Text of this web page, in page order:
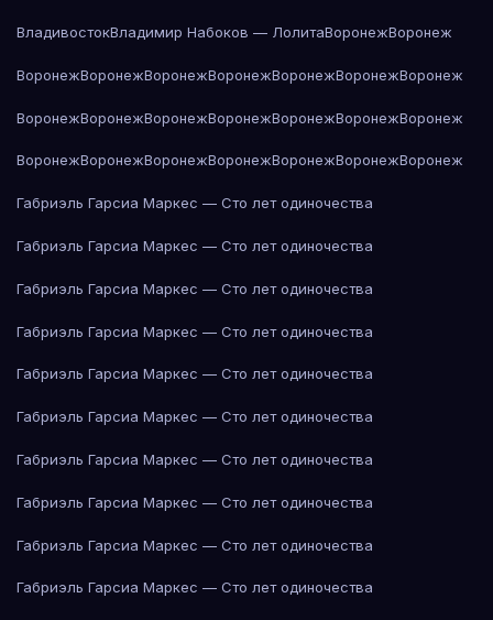
ВладивостокВладимир Набоков — ЛолитаВоронежВоронеж
ВоронежВоронежВоронежВоронежВоронежВоронежВоронеж
ВоронежВоронежВоронежВоронежВоронежВоронежВоронеж
ВоронежВоронежВоронежВоронежВоронежВоронежВоронеж
Габриэль Гарсиа Маркес — Сто лет одиночества
Габриэль Гарсиа Маркес — Сто лет одиночества
Габриэль Гарсиа Маркес — Сто лет одиночества
Габриэль Гарсиа Маркес — Сто лет одиночества
Габриэль Гарсиа Маркес — Сто лет одиночества
Габриэль Гарсиа Маркес — Сто лет одиночества
Габриэль Гарсиа Маркес — Сто лет одиночества
Габриэль Гарсиа Маркес — Сто лет одиночества
Габриэль Гарсиа Маркес — Сто лет одиночества
Габриэль Гарсиа Маркес — Сто лет одиночества